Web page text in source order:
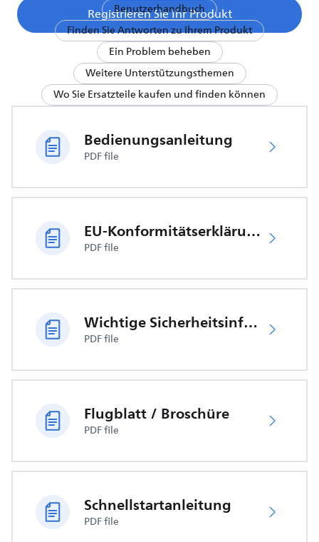
Registrieren Sie Ihr Produkt
Benutzerhandbuch
Finden Sie Antworten zu Ihrem Produkt
Ein Problem beheben
Weitere Unterstützungsthemen
Wo Sie Ersatzteile kaufen und finden können
Bedienungsanleitung
PDF file
EU-Konformitätserklärung
PDF file
Wichtige Sicherheitsinformationen
PDF file
Flugblatt / Broschüre
PDF file
Schnellstartanleitung
PDF file